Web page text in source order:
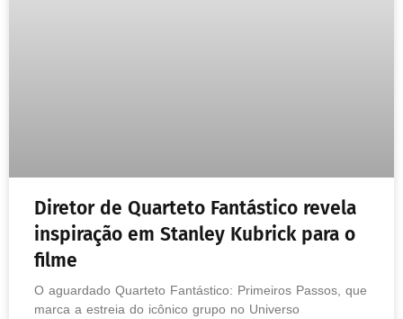
Diretor de Quarteto Fantástico revela
inspiração em Stanley Kubrick para o
filme
O aguardado Quarteto Fantástico: Primeiros Passos, que
marca a estreia do icônico grupo no Universo